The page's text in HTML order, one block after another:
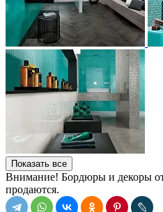
Показать все
Внимание! Бордюры и декоры
продаются.